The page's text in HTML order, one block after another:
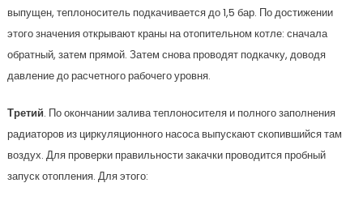
выпущен, теплоноситель подкачивается до 1,5 бар. По достижении
этого значения открывают краны на отопительном котле: сначала
обратный, затем прямой. Затем снова проводят подкачку, доводя
давление до расчетного рабочего уровня.
Третий. По окончании залива теплоносителя и полного заполнения
радиаторов из циркуляционного насоса выпускают скопившийся там
воздух. Для проверки правильности закачки проводится пробный
запуск отопления. Для этого: